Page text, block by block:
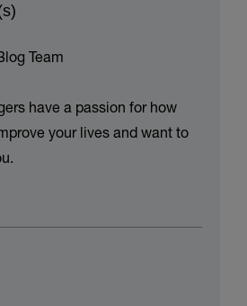
Team
have a passion for how
your lives and want to